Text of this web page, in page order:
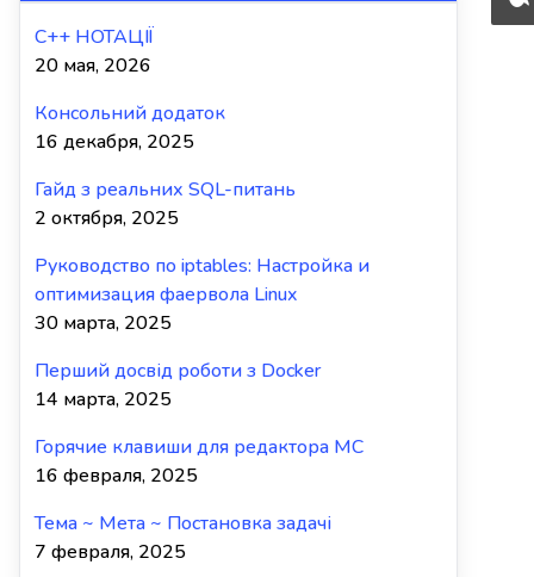
C++ НОТАЦІЇ
20 мая, 2026
Консольний додаток
16 декабря, 2025
Гайд з реальних SQL-питань
2 октября, 2025
Руководство по iptables: Настройка и
оптимизация фаервола Linux
30 марта, 2025
Перший досвід роботи з Docker
14 марта, 2025
Горячие клавиши для редактора MC
16 февраля, 2025
Тема ~ Мета ~ Постановка задачі
7 февраля, 2025